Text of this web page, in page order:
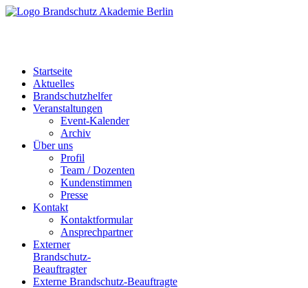
Startseite
Aktuelles
Brandschutzhelfer
Veranstaltungen
Event-Kalender
Archiv
Über uns
Profil
Team / Dozenten
Kundenstimmen
Presse
Kontakt
Kontaktformular
Ansprechpartner
Externer
Brandschutz-
Beauftragter
Externe Brandschutz-Beauftragte